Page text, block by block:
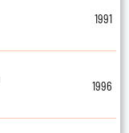
1991
1996